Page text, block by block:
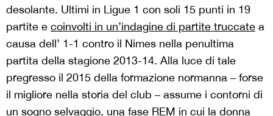
desolante. Ultimi in Ligue 1 con soli 15 punti in 19
partite e coinvolti in un’indagine di partite truccate a
causa dell’ 1-1 contro il Nimes nella penultima
partita della stagione 2013-14. Alla luce di tale
pregresso il 2015 della formazione normanna – forse
il migliore nella storia del club – assume i contorni di
un sogno selvaggio, una fase REM in cui la donna